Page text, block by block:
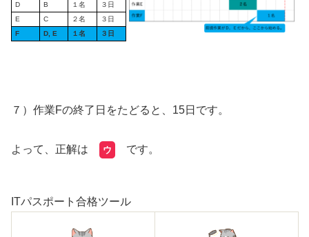
D
B １名
３日
E
C ２名
３日
F
D, E １名 ３日
７）作業Fの終了日をたどると、15日です。
よって、正解は ウ です。
ITパスポート合格ツール